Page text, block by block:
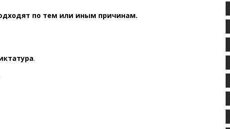
по тем или иным причинам.
.